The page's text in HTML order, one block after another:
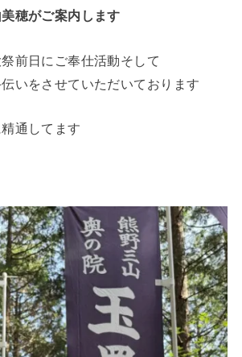
穂がご案内します
前日にご奉仕活動そして
いをさせていただいております
通してます